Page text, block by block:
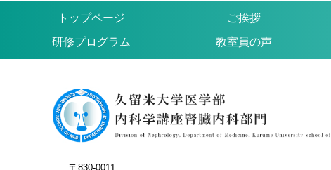
トップページ ご挨拶
研修プログラム 教室員の声
〒830-0011